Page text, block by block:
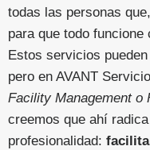
todas las personas
para que todo
Estos servicios
pero en AVANT
Facility Management o
creemos que ahí
profesionalidad: